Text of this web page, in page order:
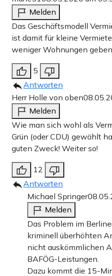
Melden
Das Geschäftsmodell
ist damit für kleine
weniger Wohnungen
5
Antworten
Herr Holle von oben
Melden
Wie man sich wohl als
Grün (oder CDU) gewählt
guten Zweck! Weiter so!
12
Antworten
Michael Springer
Melden
Das Problem im
kriminell überhöhten
nicht auskömmlichen
BAFÖG-Leistungen.
Dazu kommt die 15-